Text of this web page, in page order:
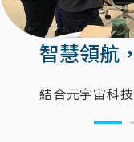
智慧領航
結合元宇宙科